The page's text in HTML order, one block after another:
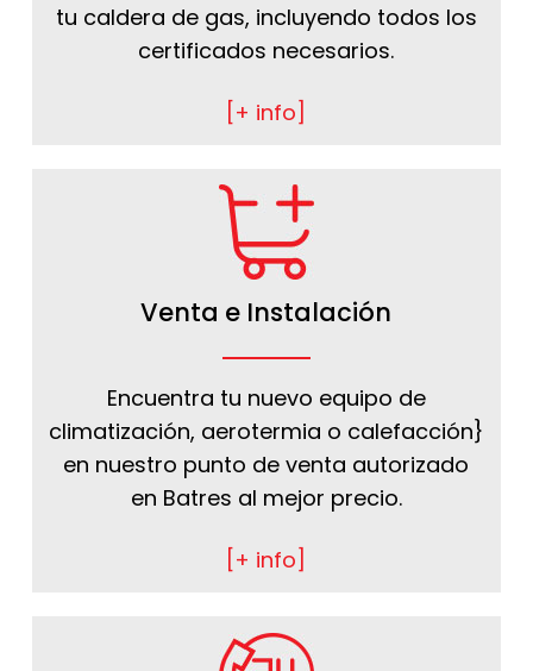
tu caldera de gas, incluyendo todos los
certificados necesarios.
[+ info]
Venta e Instalación
Encuentra tu nuevo equipo de
climatización, aerotermia o calefacción}
en nuestro punto de venta autorizado
en Batres al mejor precio.
[+ info]